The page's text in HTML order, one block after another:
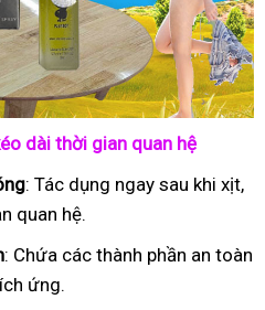
dài thời gian quan hệ
: Tác dụng ngay sau khi xịt,
quan hệ.
: Chứa các thành phần an toàn
ứng.